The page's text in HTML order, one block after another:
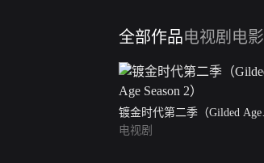
全部作品电视剧 电影
镀金时代第二季（Gilded Age
Season 2）
电视剧